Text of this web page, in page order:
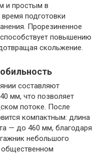
и простым в
подготовки
Прорезиненное
повышению
скольжение.
составляют
мм, что позволяет
потоке. После
компактным: длина
— до 460 мм, благодаря
небольшого